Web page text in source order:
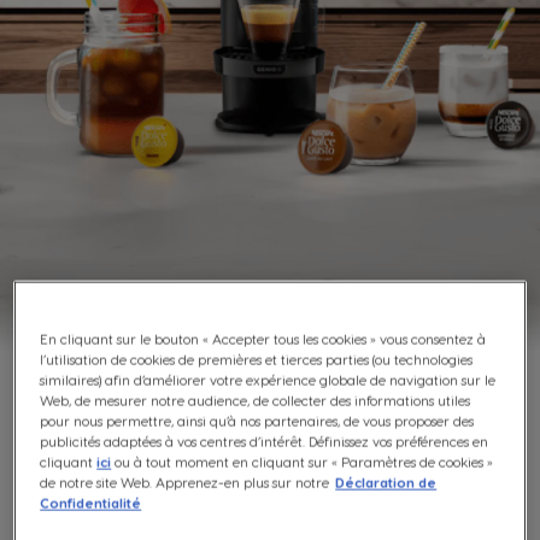
Suggestion de préparation
Klik hier voor Nederlands
DÉCOUVREZ NOS PRODUITS
En cliquant sur le bouton « Accepter tous les cookies » vous consentez à
l’utilisation de cookies de premières et tierces parties (ou technologies
similaires) afin d’améliorer votre expérience globale de navigation sur le
Web, de mesurer notre audience, de collecter des informations utiles
pour nous permettre, ainsi qu’à nos partenaires, de vous proposer des
publicités adaptées à vos centres d’intérêt. Définissez vos préférences en
cliquantici ou à tout moment en cliquant sur « Paramètres de cookies »
de notre site Web. Apprenez-en plus sur notre Déclaration de
Confidentialité